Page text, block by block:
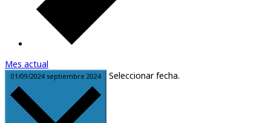
Mes actual
01/09/2024 septiembre 2024 Seleccionar fecha.